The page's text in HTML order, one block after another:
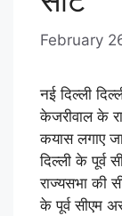
February
नई दिल्ली
केजरीवाल के
कयास लगाए
दिल्ली के पूर्व
राज्‍यसभा की
के पूर्व सीएम